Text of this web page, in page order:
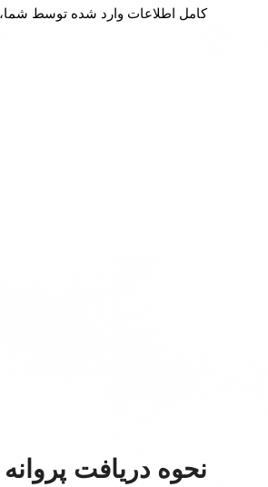
کامل اطلاعات وارد شده توسط
نحوه دریافت پروانه